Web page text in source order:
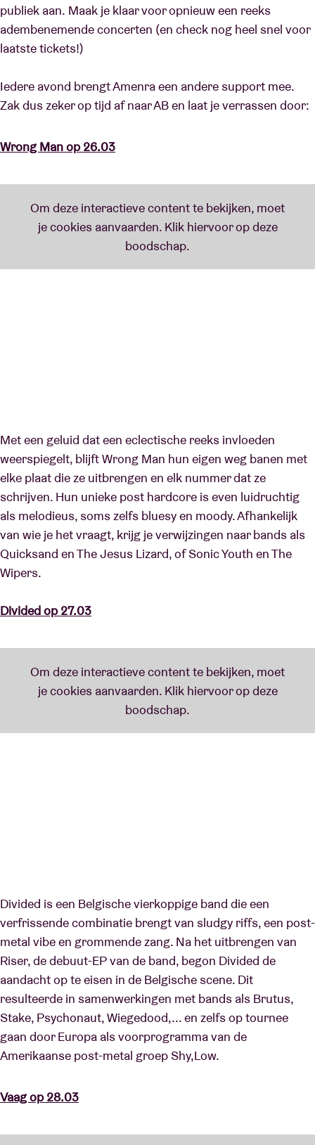
publiek aan. Maak je klaar voor opnieuw een reeks
adembenemende concerten (en check nog heel snel voor
laatste tickets!)
Iedere avond brengt Amenra een andere support mee.
Zak dus zeker op tijd af naar AB en laat je verrassen door:
Wrong Man op 26.03
Met een geluid dat een eclectische reeks invloeden
weerspiegelt, blijft Wrong Man hun eigen weg banen met
elke plaat die ze uitbrengen en elk nummer dat ze
schrijven. Hun unieke post hardcore is even luidruchtig
als melodieus, soms zelfs bluesy en moody. Afhankelijk
van wie je het vraagt, krijg je verwijzingen naar bands als
Quicksand en The Jesus Lizard, of Sonic Youth en The
Wipers.
Divided op 27.03
Divided is een Belgische vierkoppige band die een
verfrissende combinatie brengt van sludgy riffs, een post-
metal vibe en grommende zang. Na het uitbrengen van
Riser, de debuut-EP van de band, begon Divided de
aandacht op te eisen in de Belgische scene. Dit
resulteerde in samenwerkingen met bands als Brutus,
Stake, Psychonaut, Wiegedood,... en zelfs op tournee
gaan door Europa als voorprogramma van de
Amerikaanse post-metal groep Shy,Low.
Vaag op 28.03